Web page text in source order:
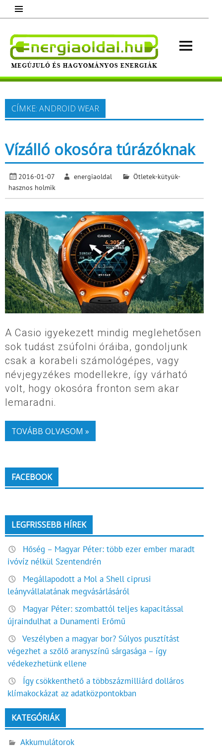
content
Megújuló és hagyományos energiák.
Minden, ami energia!
CÍMKE: ANDROID WEAR
Vízálló okosóra túrázóknak
2016-01-07 energiaoldal
Ötletek-kütyük-
hasznos holmik
A Casio igyekezett mindig meglehetősen
sok tudást zsúfolni óráiba, gondoljunk
csak a korabeli számológépes, vagy
névjegyzékes modellekre, így várható
volt, hogy okosóra fronton sem akar
lemaradni.
TOVÁBB OLVASOM »
FACEBOOK
LEGFRISSEBB HÍREK
Hőség – Magyar Péter: több ezer ember maradt
ivóvíz nélkül Szentendrén
Megállapodott a Mol a Shell ciprusi
leányvállalatának megvásárlásáról
Magyar Péter: szombattól teljes kapacitással
újraindulhat a Dunamenti Erőmű
Veszélyben a magyar bor? Súlyos pusztítást
végezhet a szőlő aranyszínű sárgasága – így
védekezhetünk ellene
Így csökkenthető a többszázmilliárd dolláros
klímakockázat az adatközpontokban
KATEGÓRIÁK
Akkumulátorok